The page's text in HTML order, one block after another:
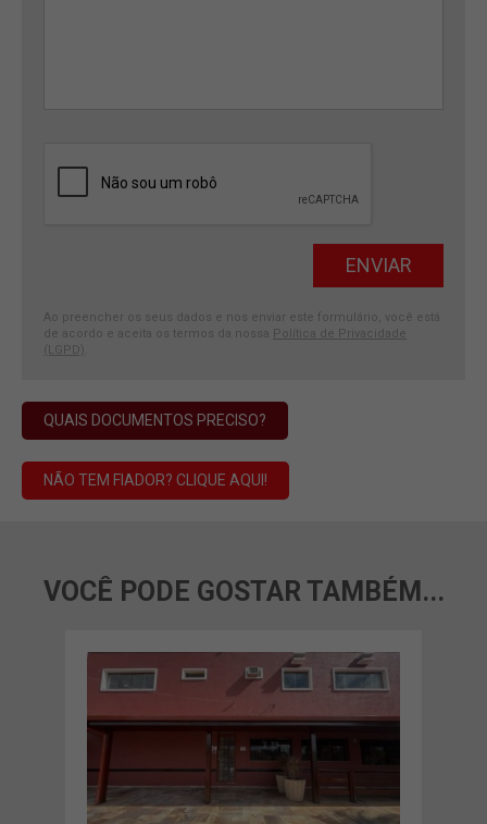
Ao preencher os seus dados e nos enviar este formulário, você está
de acordo e aceita os termos da nossa Política de Privacidade
(LGPD)
QUAIS DOCUMENTOS PRECISO?
NÃO TEM FIADOR? CLIQUE AQUI!
VOCÊ PODE GOSTAR TAMBÉM...